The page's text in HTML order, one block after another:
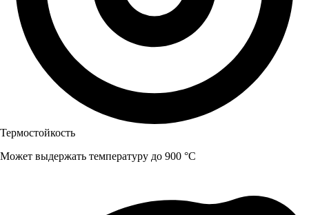
Термостойкость
Может выдержать температуру до 900 °C